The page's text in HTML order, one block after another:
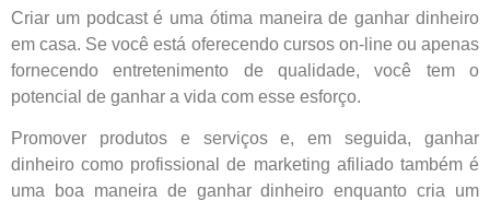
Criar um podcast é uma ótima maneira de ganhar dinheiro
em casa. Se você está oferecendo cursos on-line ou apenas
fornecendo entretenimento de qualidade, você tem o
potencial de ganhar a vida com esse esforço.
Promover produtos e serviços e, em seguida, ganhar
dinheiro como profissional de marketing afiliado também é
uma boa maneira de ganhar dinheiro enquanto cria um